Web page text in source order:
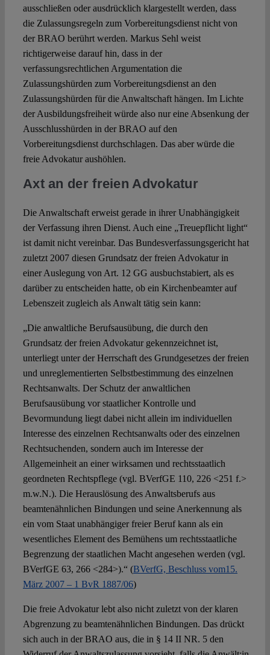
ausschließen oder ausdrücklich klargestellt werden, dass
die Zulassungsregeln zum Vorbereitungsdienst nicht von
der BRAO berührt werden. Markus Sehl weist
richtigerweise darauf hin, dass in der
verfassungsrechtlichen Argumentation die
Zulassungshürden zum Vorbereitungsdienst an den
Zulassungshürden für die Anwaltschaft hängen. Im Lichte
der Ausbildungsfreiheit würde also nur eine Absenkung der
Ausschlusshürden in der BRAO auf den
Vorbereitungsdienst durchschlagen. Das aber würde die
freie Advokatur aushöhlen.
Axt an der freien Advokatur
Die Anwaltschaft erweist gerade in ihrer Unabhängigkeit
der Verfassung ihren Dienst. Auch eine „Treuepflicht light“
ist damit nicht vereinbar. Das Bundesverfassungsgericht hat
zuletzt 2007 diesen Grundsatz der freien Advokatur in
einer Auslegung von Art. 12 GG ausbuchstabiert, als es
darüber zu entscheiden hatte, ob ein Kirchenbeamter auf
Lebenszeit zugleich als Anwalt tätig sein kann:
„Die anwaltliche Berufsausübung, die durch den
Grundsatz der freien Advokatur gekennzeichnet ist,
unterliegt unter der Herrschaft des Grundgesetzes der freien
und unreglementierten Selbstbestimmung des einzelnen
Rechtsanwalts. Der Schutz der anwaltlichen
Berufsausübung vor staatlicher Kontrolle und
Bevormundung liegt dabei nicht allein im individuellen
Interesse des einzelnen Rechtsanwalts oder des einzelnen
Rechtsuchenden, sondern auch im Interesse der
Allgemeinheit an einer wirksamen und rechtsstaatlich
geordneten Rechtspflege (vgl. BVerfGE 110, 226 <251 f.>
m.w.N.). Die Herauslösung des Anwaltsberufs aus
beamtenähnlichen Bindungen und seine Anerkennung als
ein vom Staat unabhängiger freier Beruf kann als ein
wesentliches Element des Bemühens um rechtsstaatliche
Begrenzung der staatlichen Macht angesehen werden (vgl.
BVerfGE 63, 266 <284>).“ (BVerfG, Beschluss vom15.
März 2007 – 1 BvR 1887/06)
Die freie Advokatur lebt also nicht zuletzt von der klaren
Abgrenzung zu beamtenähnlichen Bindungen. Das drückt
sich auch in der BRAO aus, die in § 14 II NR. 5 den